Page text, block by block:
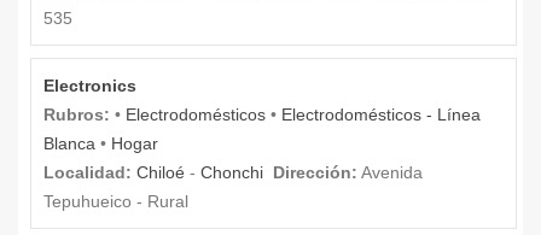
535
Electronics
Rubros: • Electrodomésticos • Electrodomésticos - Línea
Blanca • Hogar
Localidad: Chiloé - Chonchi Dirección: Avenida
Tepuhueico - Rural